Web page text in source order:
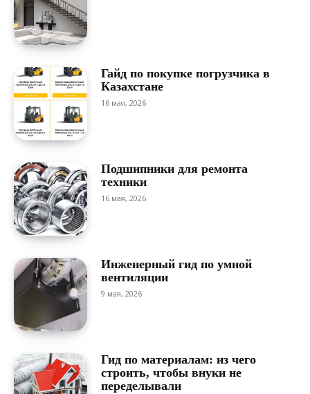
Гайд по покупке погрузчика в
Казахстане
16 мая, 2026
Подшипники для ремонта
техники
16 мая, 2026
Инженерный гид по умной
вентиляции
9 мая, 2026
Гид по материалам: из чего
строить, чтобы внуки не
переделывали